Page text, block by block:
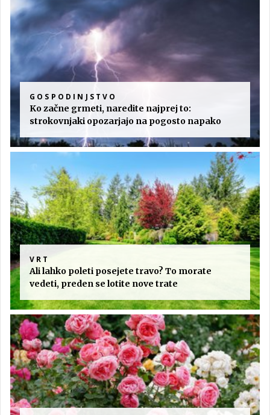
GOSPODINJSTVO
Ko začne grmeti, naredite najprej to:
strokovnjaki opozarjajo na pogosto napako
VRT
Ali lahko poleti posejete travo? To morate
vedeti, preden se lotite nove trate